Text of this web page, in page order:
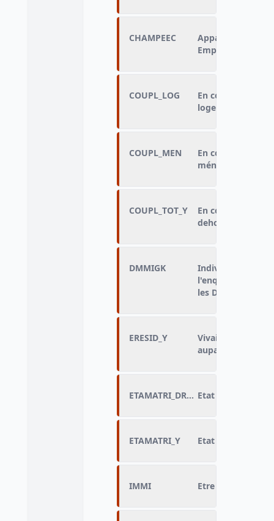
CHAMPEEC
Appartenance au
Emploi, selon
COUPL_LOG
En couple avec
logement
COUPL_MEN
En couple avec
ménage
COUPL_TOT_Y
En couple avec
dehors du
DMMIGK
Individu né hors
l'enquête, pour
les DOM
ERESID_Y
Vivait dans le
auparavant
ETAMATRI_DRAP_YEtat matrimonial
ETAMATRI_Y Etat matrimonial
IMMI Etre immigré